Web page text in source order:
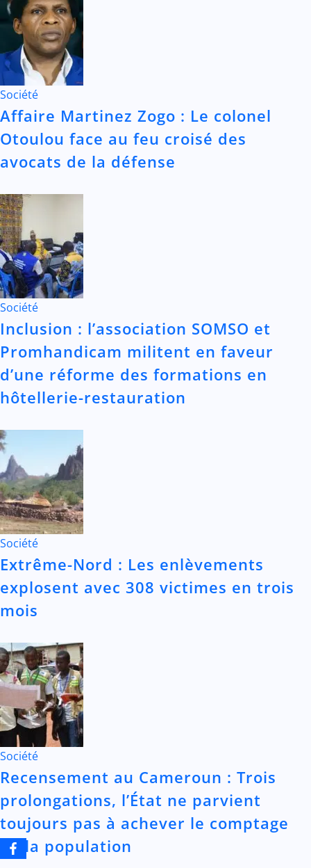
Société
Affaire Martinez Zogo : Le colonel
Otoulou face au feu croisé des
avocats de la défense
Société
Inclusion : l’association SOMSO et
Promhandicam militent en faveur
d’une réforme des formations en
hôtellerie-restauration
Société
Extrême-Nord : Les enlèvements
explosent avec 308 victimes en trois
mois
Société
Recensement au Cameroun : Trois
prolongations, l’État ne parvient
toujours pas à achever le comptage
de la population